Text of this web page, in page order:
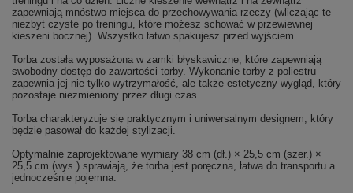
zapewniają mnóstwo miejsca do przechowywania rzeczy (wliczając te
niezbyt czyste po treningu, które możesz schować w przewiewnej
kieszeni bocznej). Wszystko łatwo spakujesz przed wyjściem.
Torba została wyposażona w zamki błyskawiczne, które zapewniają
swobodny dostęp do zawartości torby. Wykonanie torby z poliestru
zapewnia jej nie tylko wytrzymałość, ale także estetyczny wygląd, który
pozostaje niezmieniony przez długi czas.
Torba charakteryzuje się praktycznym i uniwersalnym designem, który
będzie pasował do każdej stylizacji.
Optymalnie zaprojektowane wymiary 38 cm (dł.) × 25,5 cm (szer.) ×
25,5 cm (wys.) sprawiają, że torba jest poręczna, łatwa do transportu a
jednocześnie pojemna.